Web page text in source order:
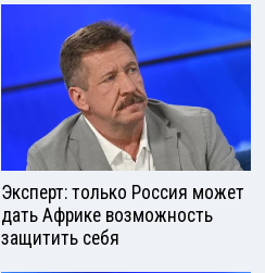
Эксперт: только Россия может
дать Африке возможность
защитить себя